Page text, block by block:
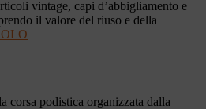
vintage, capi d’abbigliamento e
il valore del riuso e della
corsa podistica organizzata dalla